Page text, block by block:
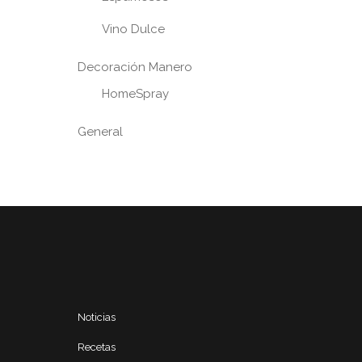
Vino Dulce
Decoración Manero
HomeSpray
General
Noticias
Recetas